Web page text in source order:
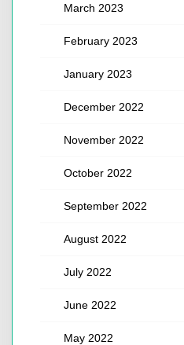
March 2023
February 2023
January 2023
December 2022
November 2022
October 2022
September 2022
August 2022
July 2022
June 2022
May 2022